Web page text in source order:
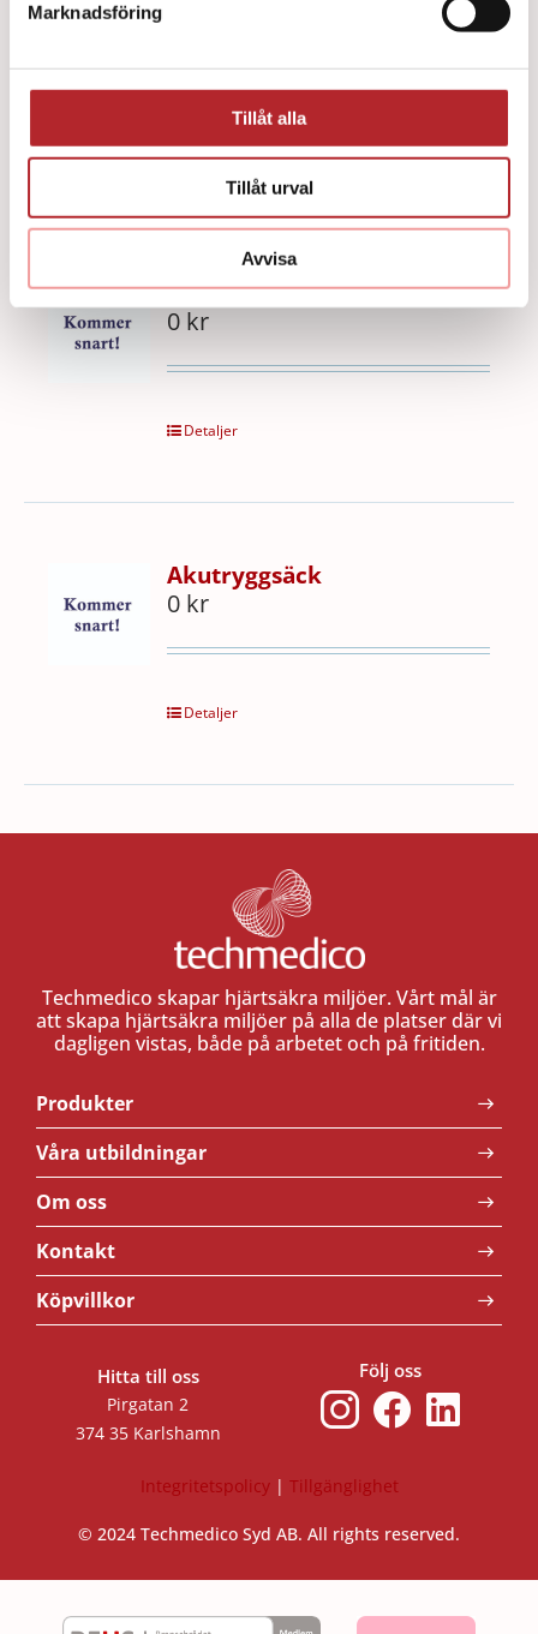
Marknadsföring
Tillåt alla
Tillåt urval
Avvisa
Detaljer
Traumavårds-kit Stor
0 kr
Detaljer
Akutryggsäck
0 kr
Detaljer
Techmedico skapar hjärtsäkra miljöer. Vårt mål är
att skapa hjärtsäkra miljöer på alla de platser där vi
dagligen vistas, både på arbetet och på fritiden.
Integritetspolicy| Tillgänglighet
© 2024 Techmedico Syd AB. All rights reserved.
Produkter
Våra utbildningar
Om oss
Kontakt
Köpvillkor
Hitta till oss
Pirgatan 2
374 35 Karlshamn
Följ oss